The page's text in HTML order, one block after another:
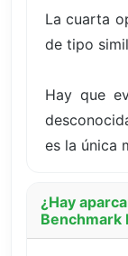
La cuarta
de tipo
Hay que
es la única
¿Hay
Benchmark